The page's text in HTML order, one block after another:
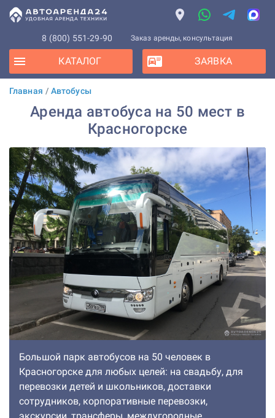
8 (800) 551-29-90 Заказ аренды, консультация
КАТАЛОГ ЗАЯВКА
Главная / Автобусы
Аренда автобуса на 50 мест в
Красногорске
Большой парк автобусов на 50 человек в
Красногорске для любых целей: на свадьбу, для
перевозки детей и школьников, доставки
сотрудников, корпоративные перевозки,
экскурсии, трансферы, междугородные